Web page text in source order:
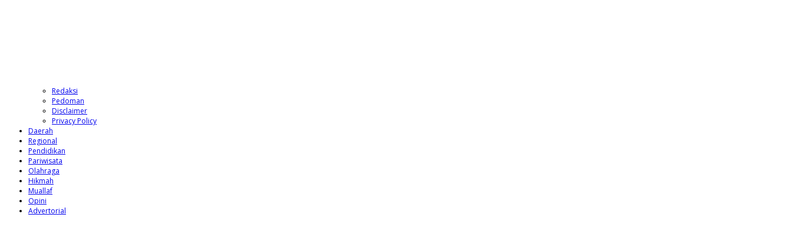
Redaksi
Pedoman
Disclaimer
Privacy Policy
Daerah
Regional
Pendidikan
Pariwisata
Olahraga
Hikmah
Muallaf
Opini
Advertorial